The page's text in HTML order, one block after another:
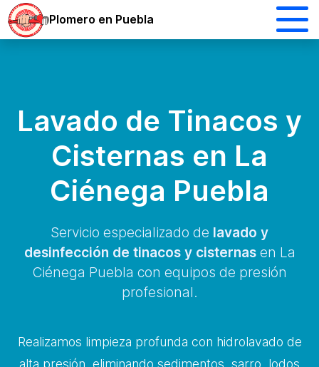
Plomero en Puebla
Lavado de Tinacos y
Cisternas en La
Ciénega Puebla
Servicio especializado de lavado y
desinfección de tinacos y cisternasen La
Ciénega Puebla con equipos de presión
profesional.
Realizamos limpieza profunda con hidrolavado de
alta presión, eliminando sedimentos, sarro, lodos